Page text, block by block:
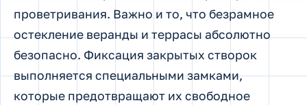
проветривания. Важно и то, что безрамное
остекление веранды и террасы абсолютно
безопасно. Фиксация закрытых створок
выполняется специальными замками,
которые предотвращают их свободное